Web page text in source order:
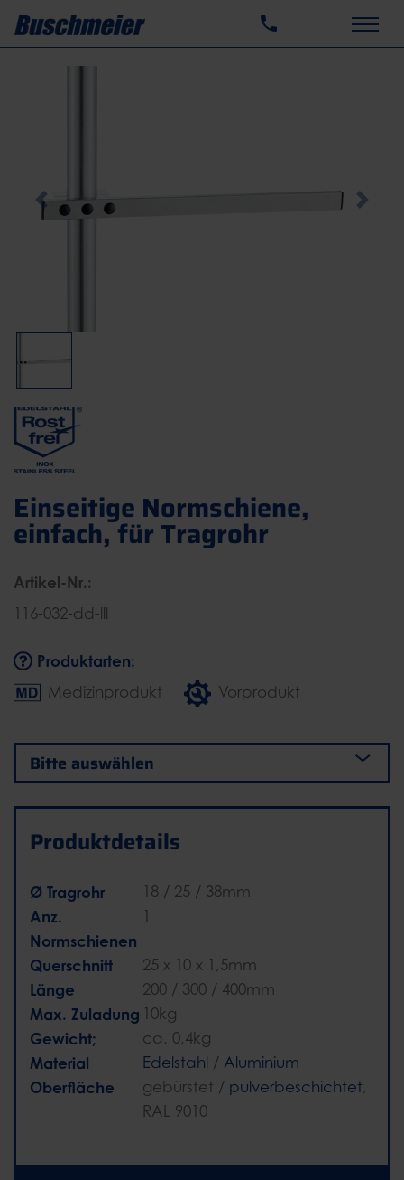
Previous Next
Einseitige Normschiene,
einfach, für Tragrohr
Artikel-Nr.:
116-032-dd-lll
Produktarten:
Medizinprodukt Vorprodukt
Produktdetails
Ø Tragrohr 18 / 25 / 38mm
Anz.
Normschienen
1
Querschnitt 25 x 10 x 1,5mm
Länge 200 / 300 / 400mm
Max. Zuladung 10kg
Gewicht; ca. 0,4kg
Material Edelstahl / Aluminium
Oberfläche gebürstet / pulverbeschichtet,
RAL 9010